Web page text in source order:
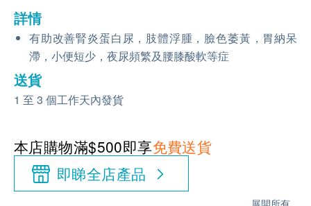
詳情
有助改善腎炎蛋白尿，肢體浮腫，臉色萎黃，胃納呆
滯，小便短少，夜尿頻繁及腰膝酸軟等症
送貨
1 至 3 個工作天內發貨
本店購物滿$500即享免費送貨
即睇全店產品
展開所有